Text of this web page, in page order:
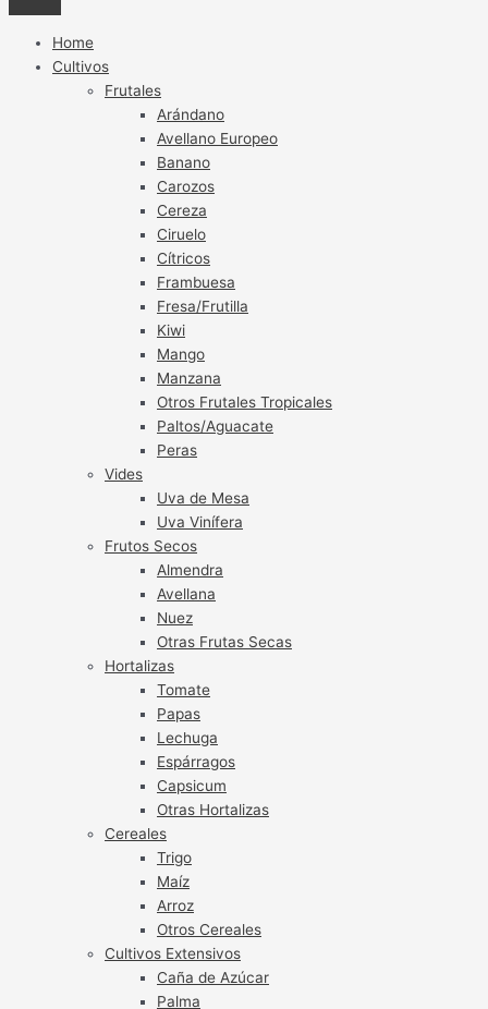
Home
Cultivos
Frutales
Arándano
Avellano Europeo
Banano
Carozos
Cereza
Ciruelo
Cítricos
Frambuesa
Fresa/Frutilla
Kiwi
Mango
Manzana
Otros Frutales Tropicales
Paltos/Aguacate
Peras
Vides
Uva de Mesa
Uva Vinífera
Frutos Secos
Almendra
Avellana
Nuez
Otras Frutas Secas
Hortalizas
Tomate
Papas
Lechuga
Espárragos
Capsicum
Otras Hortalizas
Cereales
Trigo
Maíz
Arroz
Otros Cereales
Cultivos Extensivos
Caña de Azúcar
Palma